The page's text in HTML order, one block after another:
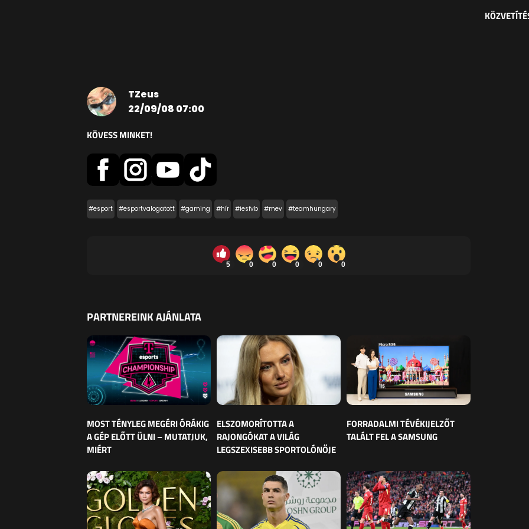
TZeus
22/09/08 07:00
KÖVESS MINKET!
#esport #esportvalogatott #gaming #hír #iesfvb #mev #teamhungary
5 0 0 0 0 0
PARTNEREINK AJÁNLATA
MOST TÉNYLEG MEGÉRI ÓRÁKIG
A GÉP ELŐTT ÜLNI – MUTATJUK,
MIÉRT
ELSZOMORÍTOTTA A
RAJONGÓKAT A VILÁG
LEGSZEXISEBB SPORTOLÓNŐJE
FORRADALMI TÉVÉKIJELZŐT
TALÁLT FEL A SAMSUNG